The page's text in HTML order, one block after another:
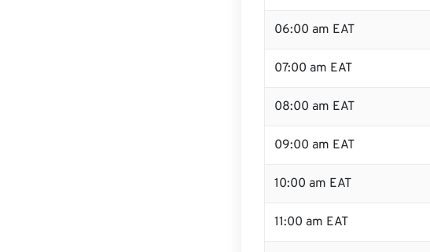
06:00 am EAT
07:00 am EAT
08:00 am EAT
09:00 am EAT
10:00 am EAT
11:00 am EAT